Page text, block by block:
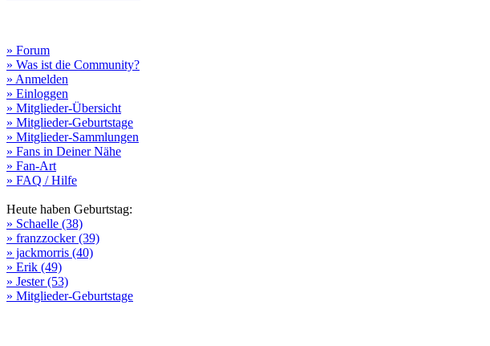
» Forum
» Was ist die Community?
» Anmelden
» Einloggen
» Mitglieder-Übersicht
» Mitglieder-Geburtstage
» Mitglieder-Sammlungen
» Fans in Deiner Nähe
» Fan-Art
» FAQ / Hilfe
Heute haben Geburtstag:
» Schaelle (38)
» franzzocker (39)
» jackmorris (40)
» Erik (49)
» Jester (53)
» Mitglieder-Geburtstage